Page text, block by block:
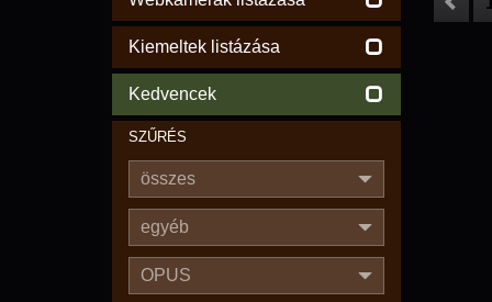
Kiemeltek listázása
Kedvencek
SZŰRÉS
összes
egyéb
OPUS